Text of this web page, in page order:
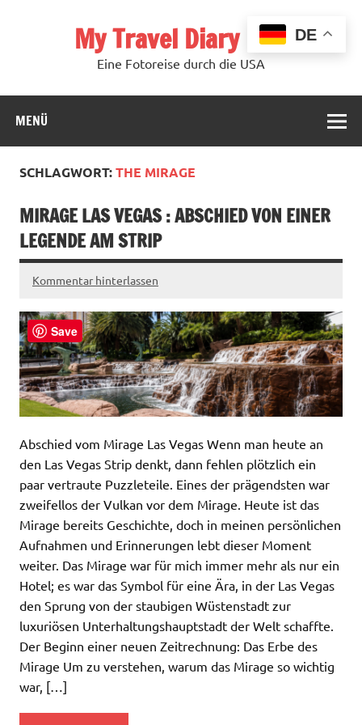
My Travel Diary USA
Eine Fotoreise durch die USA
MENÜ
SCHLAGWORT:THE MIRAGE
MIRAGE LAS VEGAS : ABSCHIED VON EINER
LEGENDE AM STRIP
Kommentar hinterlassen
Abschied vom Mirage Las Vegas Wenn man heute an
den Las Vegas Strip denkt, dann fehlen plötzlich ein
paar vertraute Puzzleteile. Eines der prägendsten war
zweifellos der Vulkan vor dem Mirage. Heute ist das
Mirage bereits Geschichte, doch in meinen persönlichen
Aufnahmen und Erinnerungen lebt dieser Moment
weiter. Das Mirage war für mich immer mehr als nur ein
Hotel; es war das Symbol für eine Ära, in der Las Vegas
den Sprung von der staubigen Wüstenstadt zur
luxuriösen Unterhaltungshauptstadt der Welt schaffte.
Der Beginn einer neuen Zeitrechnung: Das Erbe des
Mirage Um zu verstehen, warum das Mirage so wichtig
war, […]
DE
Save